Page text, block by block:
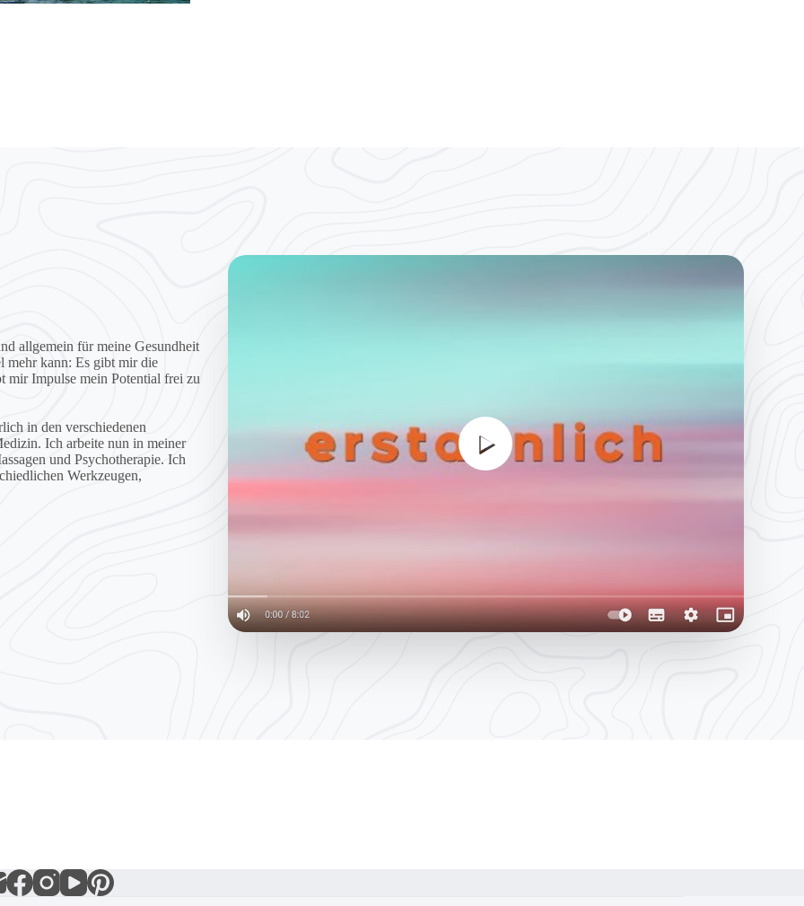
allgemein für meine Gesundheit
mehr kann: Es gibt mir die
mir Impulse mein Potential frei zu
in den verschiedenen
Ich arbeite nun in meiner
und Psychotherapie. Ich
Werkzeugen,